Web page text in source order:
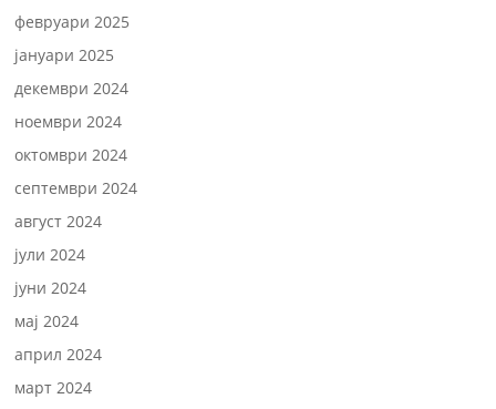
февруари 2025
јануари 2025
декември 2024
ноември 2024
октомври 2024
септември 2024
август 2024
јули 2024
јуни 2024
мај 2024
април 2024
март 2024